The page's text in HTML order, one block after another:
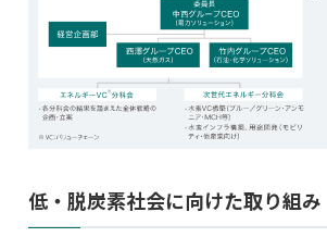
低・脱炭素社会に向けた取り組み